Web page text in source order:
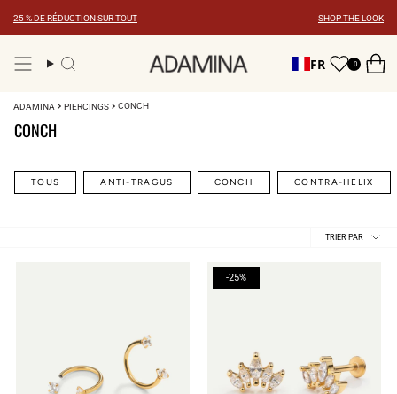
content
25 % DE RÉDUCTION SUR TOUT SHOP THE LOOK
Recherche FR 0
ADAMINA PIERCINGS CONCH
CONCH
TOUS ANTI-TRAGUS CONCH CONTRA-HELIX
TrierTRIER PAR
-25%